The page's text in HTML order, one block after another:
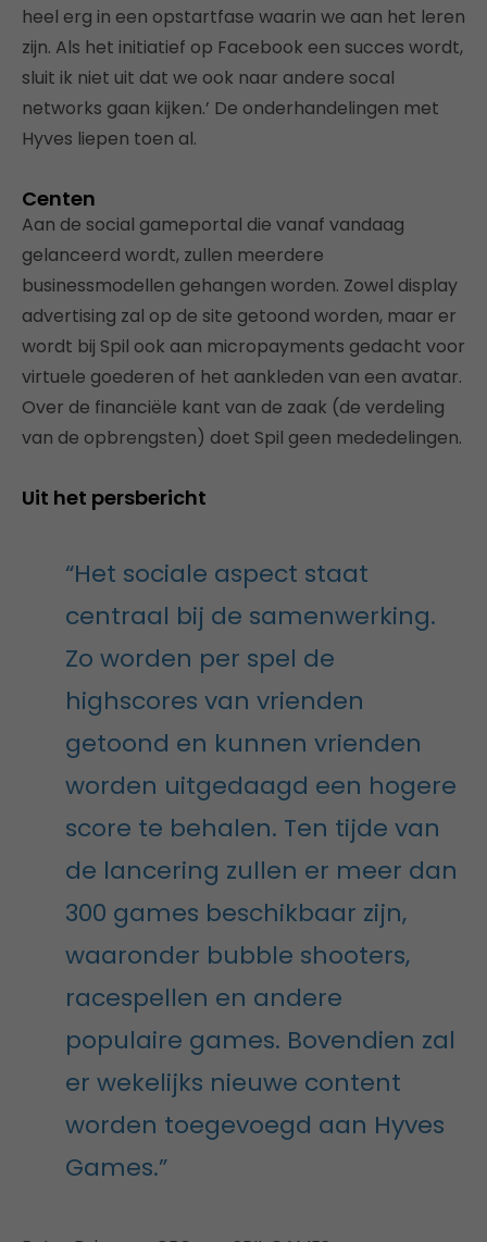
heel erg in een opstartfase waarin we aan het leren
zijn. Als het initiatief op Facebook een succes wordt,
sluit ik niet uit dat we ook naar andere socal
networks gaan kijken.’ De onderhandelingen met
Hyves liepen toen al.
Centen
Aan de social gameportal die vanaf vandaag
gelanceerd wordt, zullen meerdere
businessmodellen gehangen worden. Zowel display
advertising zal op de site getoond worden, maar er
wordt bij Spil ook aan micropayments gedacht voor
virtuele goederen of het aankleden van een avatar.
Over de financiële kant van de zaak (de verdeling
van de opbrengsten) doet Spil geen mededelingen.
Uit het persbericht
“Het sociale aspect staat
centraal bij de samenwerking.
Zo worden per spel de
highscores van vrienden
getoond en kunnen vrienden
worden uitgedaagd een hogere
score te behalen. Ten tijde van
de lancering zullen er meer dan
300 games beschikbaar zijn,
waaronder bubble shooters,
racespellen en andere
populaire games. Bovendien zal
er wekelijks nieuwe content
worden toegevoegd aan Hyves
Games.”